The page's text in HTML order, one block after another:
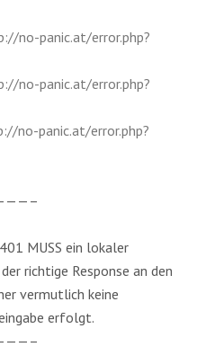
no-panic.at/error.php?
no-panic.at/error.php?
no-panic.at/error.php?
MUSS ein lokaler
richtige Response an den
vermutlich keine
erfolgt.